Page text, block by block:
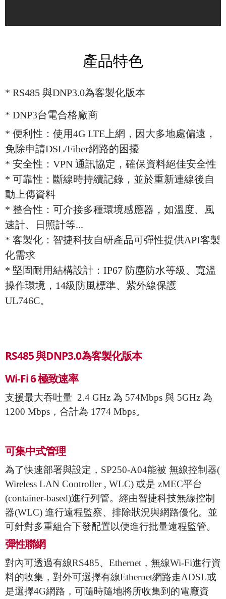
產品特色
* RS485 與DNP3.0為客製化版本
* DNP3台電合格廠商
* 便利性：使用4G LTE上網，因大多地處偏遠，
免除申請DSL/Fiber網路的困擾
* 安全性：VPN 通訊協定，確保資料絕佳安全性
* 可靠性：斷線時持續記錄，並於重新連線後自
動上傳資料
* 整合性：可介接多種環境感應器，如溫度、風
速計、日照計等...
* 客製化：智捷科技自研產品可彈性提供API客製
化需求
* 堅固耐用結構設計：IP67 防塵防水等級、寬溫
操作環境，14級防風標準、紫外線保護
UL746C。
RS485 與DNP3.0為客製化版本
Wi-Fi 6 極致速率
支援最大吞吐量 2.4 GHz 為 574Mbps 與 5GHz 為
1200 Mbps，合計為 1774 Mbps。
可集中式管理
為了快速部署與設定， SP250-A04能被 無線控制器(
Wireless LAN Controller , WLC) 或是 zMEC平台
(container-based)進行列管。 經由智捷科技無線控制
器(WLC) 進行遠程監察、排除狀況與網路優化。並
可針對多重組合下發配置以便進行批量遠程監管。
彈性聯網
對內可透過有線RS485、Ethernet，無線Wi-Fi進行資
料的收集，對外可選擇有線Ethernet網路走ADSL或
是選擇4G網路，可隨時隨地將所收集到的電廠資